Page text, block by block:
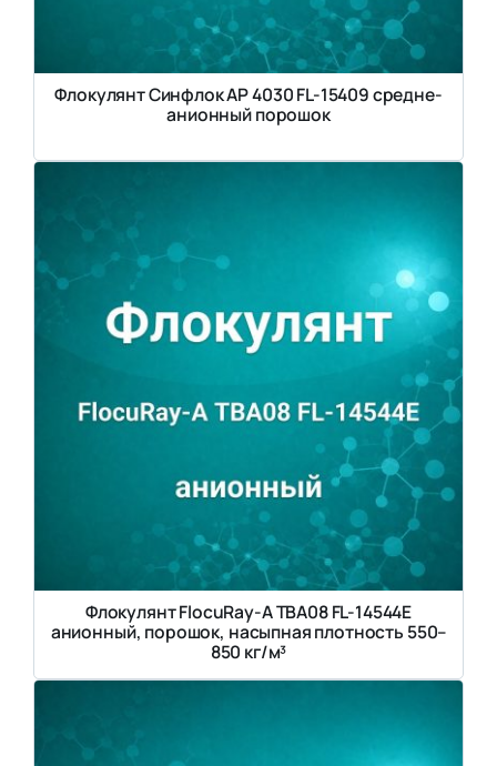
Флокулянт Синфлок AP 4030 FL-15409 средне-
анионный порошок
Флокулянт FlocuRay-A TBA08 FL-14544E
анионный, порошок, насыпная плотность 550–
850 кг/м³